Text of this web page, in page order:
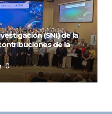
(SNI) de la
de la
0